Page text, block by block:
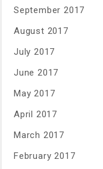
September 2017
August 2017
July 2017
June 2017
May 2017
April 2017
March 2017
February 2017